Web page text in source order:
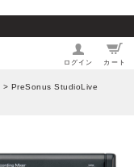
ログイン カート
> PreSonus StudioLive